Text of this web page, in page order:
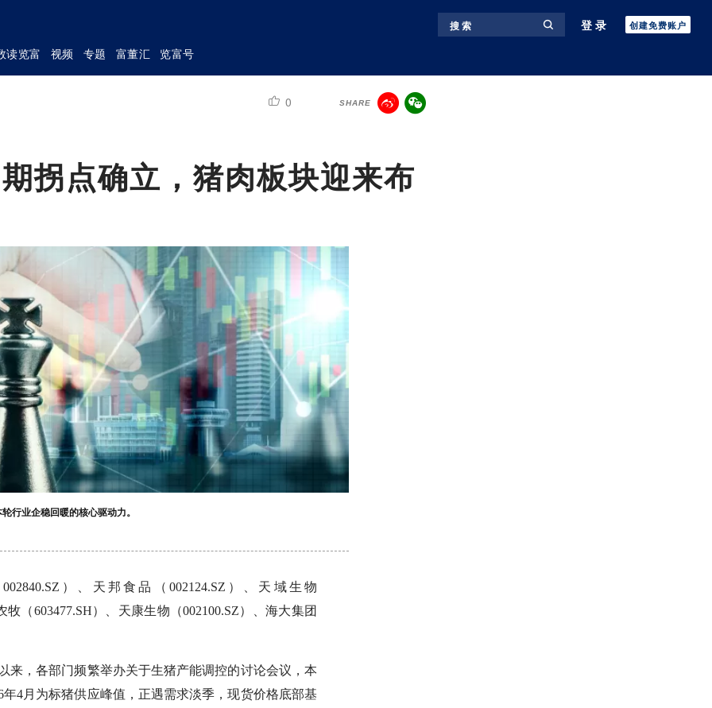
搜 索 登录 创建免费账户
读览富 视频 专题 富董汇 览富号
0 SHARE
拐点确立，猪肉板块迎来布
行业企稳回暖的核心驱动力。
）、天邦食品（002124.SZ）、天域生物
（603477.SH）、天康生物（002100.SZ）、海大集团
来，各部门频繁举办关于生猪产能调控的讨论会议，本
4月为标猪供应峰值，正遇需求淡季，现货价格底部基